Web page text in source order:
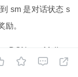
sm 是对话状态 s
励。
DQN）（Mnih et
线学习预训练过，
  